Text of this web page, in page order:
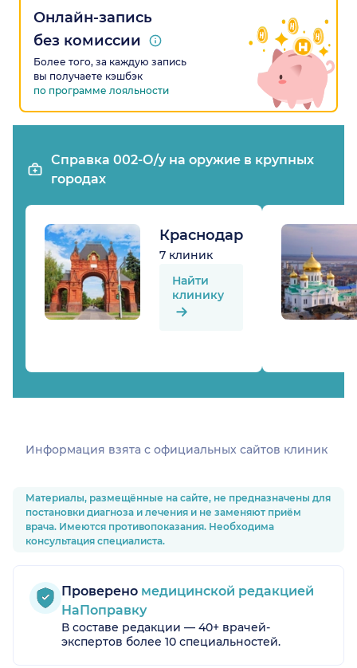
Онлайн-запись
без комиссии
Более того, за каждую запись
вы получаете кэшбэк
по программе лояльности
Справка 002-О/у на оружие в крупных
городах
Краснодар
7 клиник
Найти
клинику
Информация взята c официальных сайтов клиник
Материалы, размещённые на сайте, не предназначены для
постановки диагноза и лечения и не заменяют приём
врача. Имеются противопоказания. Необходима
консультация специалиста.
Проверено медицинской редакцией
НаПоправку
В составе редакции — 40+ врачей-
экспертов более 10 специальностей.